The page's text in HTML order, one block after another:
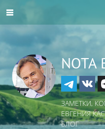
NOTA
ЗАМЕТКИ,
ЕВГЕНИЯ
БЛОГ